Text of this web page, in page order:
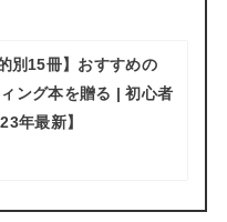
的別15冊】おすすめの
ング本を贈る | 初心者
年最新】